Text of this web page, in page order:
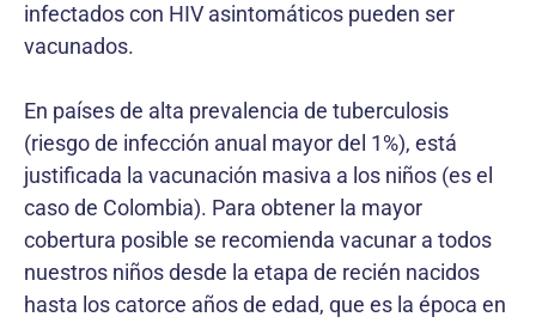
infectados con HIV asintomáticos pueden ser
vacunados.
En países de alta prevalencia de tuberculosis
(riesgo de infección anual mayor del 1%), está
justificada la vacunación masiva a los niños (es el
caso de Colombia). Para obtener la mayor
cobertura posible se recomienda vacunar a todos
nuestros niños desde la etapa de recién nacidos
hasta los catorce años de edad, que es la época en